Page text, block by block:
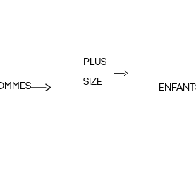
PLUS
SIZE